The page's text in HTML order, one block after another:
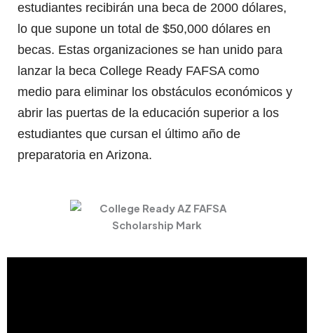
estudiantes recibirán una beca de 2000 dólares,
lo que supone un total de $50,000 dólares en
becas. Estas organizaciones se han unido para
lanzar la beca College Ready FAFSA como
medio para eliminar los obstáculos económicos y
abrir las puertas de la educación superior a los
estudiantes que cursan el último año de
preparatoria en Arizona.